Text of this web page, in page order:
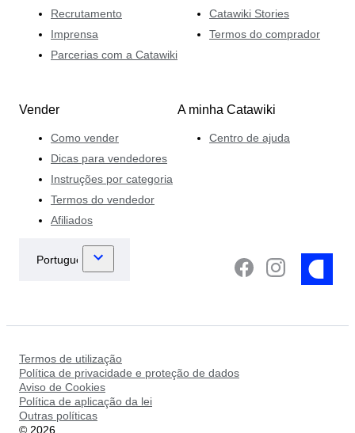
Recrutamento
Imprensa
Parcerias com a Catawiki
Catawiki Stories
Termos do comprador
Vender
Como vender
Dicas para vendedores
Instruções por categoria
Termos do vendedor
Afiliados
A minha Catawiki
Centro de ajuda
Termos de utilização
Política de privacidade e proteção de dados
Aviso de Cookies
Política de aplicação da lei
Outras políticas
© 2026